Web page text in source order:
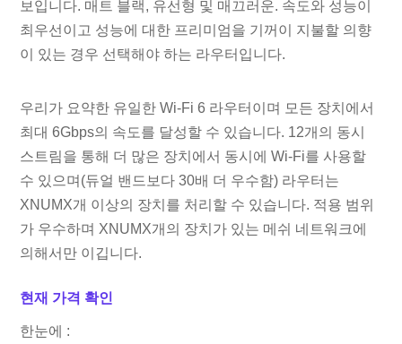
보입니다. 매트 블랙, 유선형 및 매끄러운. 속도와 성능이
최우선이고 성능에 대한 프리미엄을 기꺼이 지불할 의향
이 있는 경우 선택해야 하는 라우터입니다.
우리가 요약한 유일한 Wi-Fi 6 라우터이며 모든 장치에서
최대 6Gbps의 속도를 달성할 수 있습니다. 12개의 동시
스트림을 통해 더 많은 장치에서 동시에 Wi-Fi를 사용할
수 있으며(듀얼 밴드보다 30배 더 우수함) 라우터는
XNUMX개 이상의 장치를 처리할 수 있습니다. 적용 범위
가 우수하며 XNUMX개의 장치가 있는 메쉬 네트워크에
의해서만 이깁니다.
현재 가격 확인
한눈에 :